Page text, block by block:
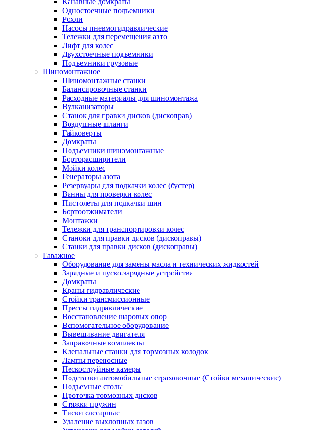
Канавные домкраты
Одностоечные подъемники
Рохли
Насосы пневмогидравлические
Тележки для перемещения авто
Лифт для колес
Двухстоечные подъемники
Подъемники грузовые
Шиномонтажное
Шиномонтажные станки
Балансировочные станки
Расходные материалы для шиномонтажа
Вулканизаторы
Станок для правки дисков (дископрав)
Воздушные шланги
Гайковерты
Домкраты
Подъемники шиномонтажные
Борторасширители
Мойки колес
Генераторы азота
Резервуары для подкачки колес (бустер)
Ванны для проверки колес
Пистолеты для подкачки шин
Бортоотжиматели
Монтажки
Тележки для транспортировки колес
Станоки для правки дисков (дископравы)
Станки для правки дисков (дископравы)
Гаражное
Оборудование для замены масла и технических жидкостей
Зарядные и пуско-зарядные устройства
Домкраты
Краны гидравлические
Стойки трансмиссионные
Прессы гидравлические
Восстановление шаровых опор
Вспомогательное оборудование
Вывешивание двигателя
Заправочные комплекты
Клепальные станки для тормозных колодок
Лампы переносные
Пескоструйные камеры
Подставки автомобильные страховочные (Стойки механические)
Подъемные столы
Проточка тормозных дисков
Стяжки пружин
Тиски слесарные
Удаление выхлопных газов